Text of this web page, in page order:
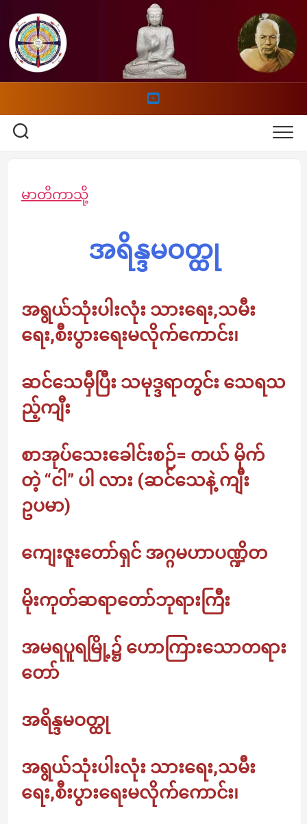
content
မာတိကာသို့
အရိန္ဒမဝတ္ထု
အရွယ်သုံးပါးလုံး သားရေး,သမီး
ရေး,စီးပွားရေးမလိုက်ကောင်း၊
ဆင်သေမှီပြီး သမုဒ္ဒရာတွင်း သေရသ
ည့်ကျီး
စာအုပ်သေးခေါင်းစဉ်= တယ် မိုက်
တဲ့ “ငါ” ပါ လား (ဆင်သေနဲ့ ကျီး
ဥပမာ)
ကျေးဇူးတော်ရှင် အဂ္ဂမဟာပဏ္ဍိတ
မိုးကုတ်ဆရာတော်ဘုရားကြီး
အမရပူရမြို့၌ ဟောကြားသောတရား
တော်
အရိန္ဒမဝတ္ထု
အရွယ်သုံးပါးလုံး သားရေး,သမီး
ရေး,စီးပွားရေးမလိုက်ကောင်း၊